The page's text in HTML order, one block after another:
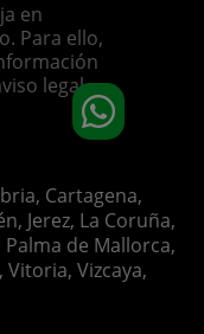
en
Para ello,
legal.
Cartagena,
Jerez, La Coruña,
de Mallorca,
Vizcaya,